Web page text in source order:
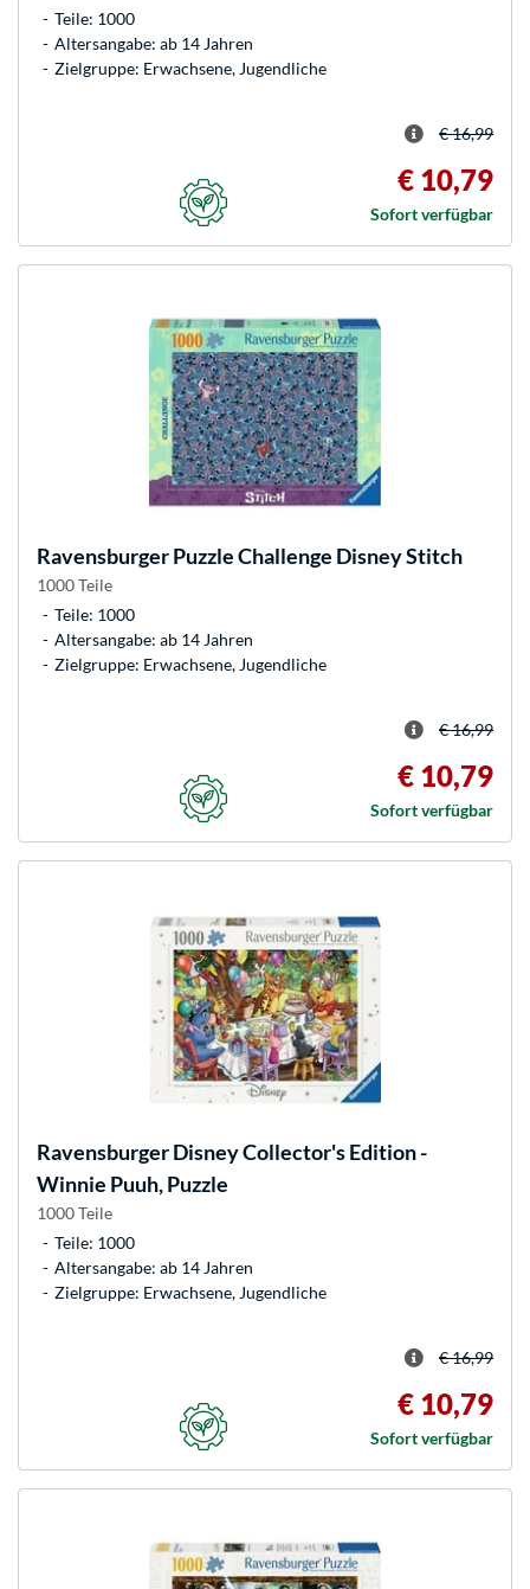
Teile: 1000
Altersangabe: ab 14 Jahren
Zielgruppe: Erwachsene, Jugendliche
€ 16,99
€ 10,79
Sofort verfügbar
RavensburgerPuzzle Challenge Disney Stitch
1000 Teile
Teile: 1000
Altersangabe: ab 14 Jahren
Zielgruppe: Erwachsene, Jugendliche
€ 16,99
€ 10,79
Sofort verfügbar
RavensburgerDisney Collector's Edition -
Winnie Puuh, Puzzle
1000 Teile
Teile: 1000
Altersangabe: ab 14 Jahren
Zielgruppe: Erwachsene, Jugendliche
€ 16,99
€ 10,79
Sofort verfügbar